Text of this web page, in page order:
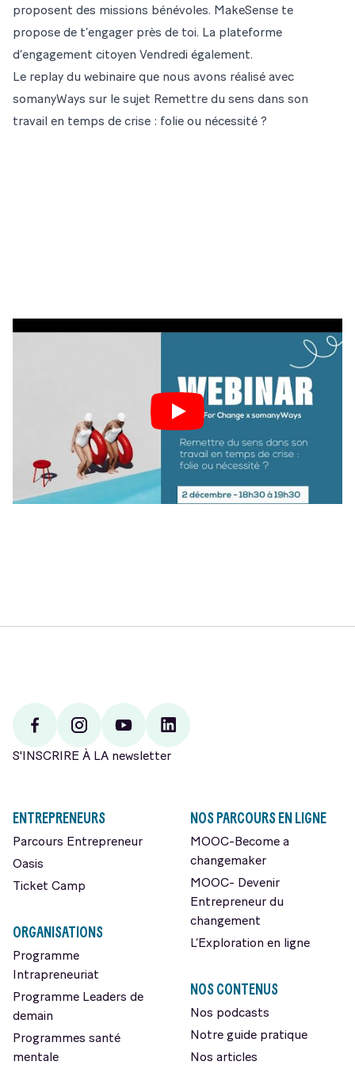
proposent des missions bénévoles. MakeSense te
propose de t’engager près de toi. La plateforme
d’engagement citoyen Vendredi également.
Le replay du webinaire que nous avons réalisé avec
somanyWays sur le sujet Remettre du sens dans son
travail en temps de crise : folie ou nécessité ?
FacebookInstagramYoutubeLinkedin
S'INSCRIRE À LA newsletter
ENTREPRENEURS
Parcours Entrepreneur
Oasis
Ticket Camp
ORGANISATIONS
Programme
Intrapreneuriat
Programme Leaders de
demain
Programmes santé
mentale
NOS PARCOURS EN LIGNE
MOOC-Become a
changemaker
MOOC- Devenir
Entrepreneur du
changement
L’Exploration en ligne
NOS CONTENUS
Nos podcasts
Notre guide pratique
Nos articles